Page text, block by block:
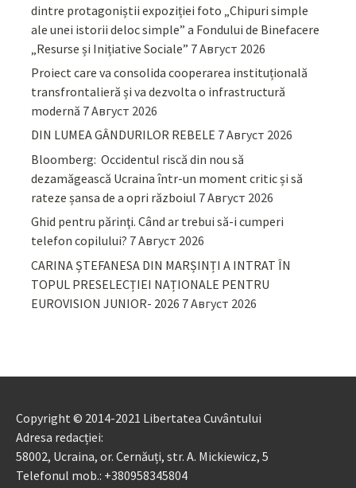
dintre protagoniștii expoziției foto „Chipuri simple
ale unei istorii deloc simple” a Fondului de Binefacere
„Resurse și Inițiative Sociale” 7 Август 2026
Proiect care va consolida cooperarea instituțională
transfrontalieră și va dezvolta o infrastructură
modernă 7 Август 2026
DIN LUMEA GÂNDURILOR REBELE 7 Август 2026
Bloomberg: Occidentul riscă din nou să
dezamăgească Ucraina într-un moment critic și să
rateze șansa de a opri războiul 7 Август 2026
Ghid pentru părinţi. Când ar trebui să-i cumperi
telefon copilului? 7 Август 2026
CARINA ȘTEFANESA DIN MARȘINȚI A INTRAT ÎN
TOPUL PRESELECȚIEI NAȚIONALE PENTRU
EUROVISION JUNIOR- 2026 7 Август 2026
Copyright © 2014-2021 Libertatea Cuvântului
Adresa redacției:
58002, Ucraina, or. Cernăuți, str. A. Mickiewicz, 5
Telefonul mob.: +380958345804